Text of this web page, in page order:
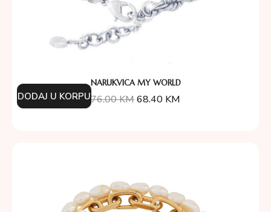
NARUKVICA MY WORLD
76.00KM68.40 KM
DODAJ U KORPU